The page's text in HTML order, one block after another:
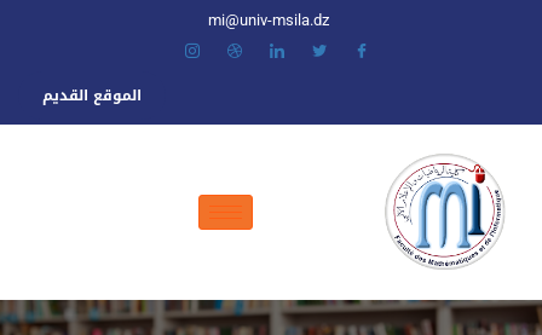
mi@univ-msila.dz
الموقع القديم